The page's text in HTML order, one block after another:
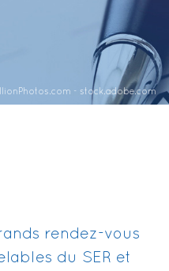
- stock.adobe.com
rendez-vous
du SER et